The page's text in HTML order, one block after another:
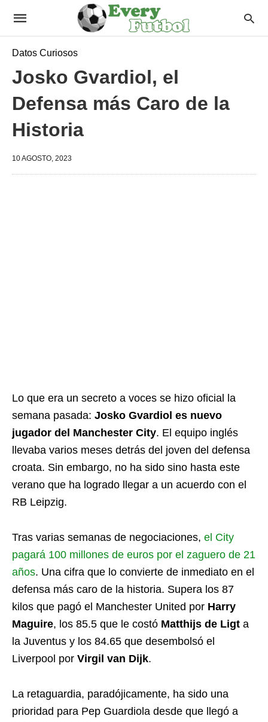
Datos Curiosos
Josko Gvardiol, el
Defensa más Caro de la
Historia
10 AGOSTO, 2023
Lo que era un secreto a voces se hizo oficial la
semana pasada: Josko Gvardiol es nuevo
jugador del Manchester City. El equipo inglés
llevaba varios meses detrás del joven del defensa
croata. Sin embargo, no ha sido sino hasta este
verano que ha logrado llegar a un acuerdo con el
RB Leipzig.
Tras varias semanas de negociaciones, el City
pagará 100 millones de euros por el zaguero de 21
años. Una cifra que lo convierte de inmediato en el
defensa más caro de la historia. Supera los 87
kilos que pagó el Manchester United por Harry
Maguire, los 85.5 que le costó Matthijs de Ligt a
la Juventus y los 84.65 que desembolsó el
Liverpool por Virgil van Dijk.
La retaguardia, paradójicamente, ha sido una
prioridad para Pep Guardiola desde que llegó a